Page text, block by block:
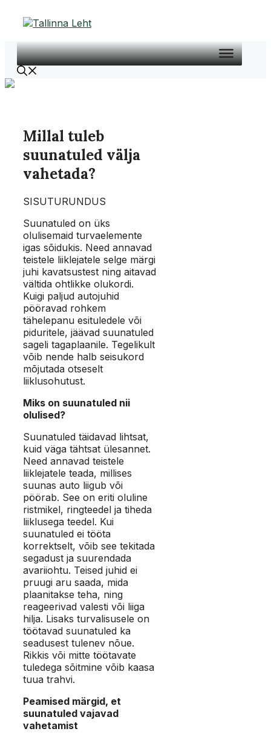
Millal tuleb
suunatuled välja
vahetada?
SISUTURUNDUS
Suunatuled on üks
olulisemaid turvaelemente
igas sõidukis. Need annavad
teistele liiklejatele selge märgi
juhi kavatsustest ning aitavad
vältida ohtlikke olukordi.
Kuigi paljud autojuhid
pööravad rohkem
tähelepanu esituledele või
piduritele, jäävad suunatuled
sageli tagaplaanile. Tegelikult
võib nende halb seisukord
mõjutada otseselt
liiklusohutust.
Miks on suunatuled nii
olulised?
Suunatuled täidavad lihtsat,
kuid väga tähtsat ülesannet.
Need annavad teistele
liiklejatele teada, millises
suunas auto liigub või
pöörab. See on eriti oluline
ristmikel, ringteedel ja tiheda
liiklusega teedel. Kui
suunatuled ei tööta
korrektselt, võib see tekitada
segadust ja suurendada
avariiohtu. Teised juhid ei
pruugi aru saada, mida
plaanitakse teha, ning
reageerivad valesti või liiga
hilja. Lisaks turvalisusele on
töötavad suunatuled ka
seadusest tulenev nõue.
Rikkis või mitte töötavate
tuledega sõitmine võib kaasa
tuua trahvi.
Peamised märgid, et
suunatuled vajavad
vahetamist